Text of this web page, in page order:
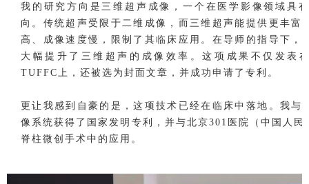
我的研究方向是三维超声成像，一个在医学影像领域具
向。传统超声受限于二维成像，而三维超声能提供更丰富
高、成像速度慢，限制了其临床应用。在导师的指导下，
大幅提升了三维超声的成像效率。这项成果不仅发表
TUFFC上，还被选为封面文章，并成功申请了专利。
更让我感到自豪的是，这项技术已经在临床中落地。我与
像系统获得了国家发明专利，并与北京301医院（中国人
脊柱微创手术中的应用。